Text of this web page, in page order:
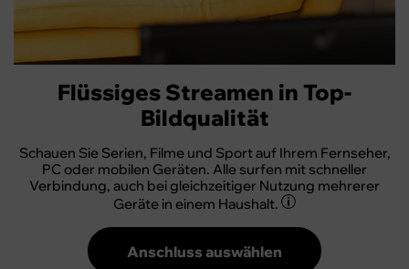
Flüssiges Streamen in Top-
Bildqualität
Schauen Sie Serien, Filme und Sport auf Ihrem Fernseher,
PC oder mobilen Geräten. Alle surfen mit schneller
Verbindung, auch bei gleichzeitiger Nutzung mehrerer
Geräte in einem Haushalt.
Anschluss auswählen